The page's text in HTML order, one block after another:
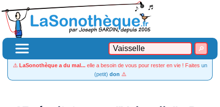
⚠️ LaSonothèque a du mal... elle a besoin de vous pour rester en vie ! Faites un
(petit) don ⚠️